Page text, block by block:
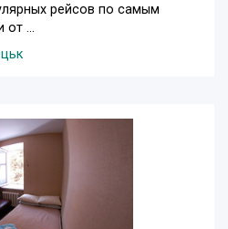
рейсов по самым
от ...